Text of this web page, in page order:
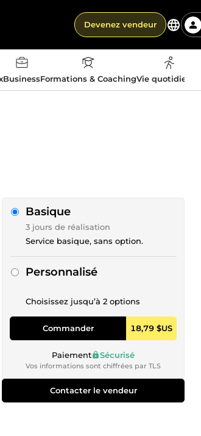
Devenez vendeur
BusinessFormations & CoachingVie
Basique
3 jours de réalisation
Service basique, sans option.
Personnalisé
Choisissez jusqu’à 2 options
Commander 18,79 $US
Paiement Sécurisé
Vos informations sont chiffrées par TLS
Contacter le vendeur